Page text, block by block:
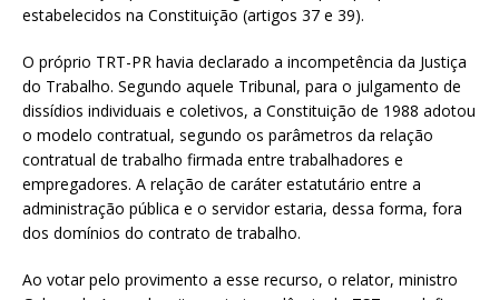
estabelecidos na Constituição (artigos 37 e 39).
O próprio TRT-PR havia declarado a incompetência da Justiça
do Trabalho. Segundo aquele Tribunal, para o julgamento de
dissídios individuais e coletivos, a Constituição de 1988 adotou
o modelo contratual, segundo os parâmetros da relação
contratual de trabalho firmada entre trabalhadores e
empregadores. A relação de caráter estatutário entre a
administração pública e o servidor estaria, dessa forma, fora
dos domínios do contrato de trabalho.
Ao votar pelo provimento a esse recurso, o relator, ministro